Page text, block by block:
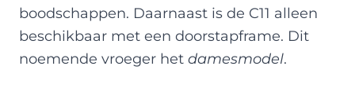
boodschappen. Daarnaast is de C11 alleen
beschikbaar met een doorstapframe. Dit
noemende vroeger het damesmodel.